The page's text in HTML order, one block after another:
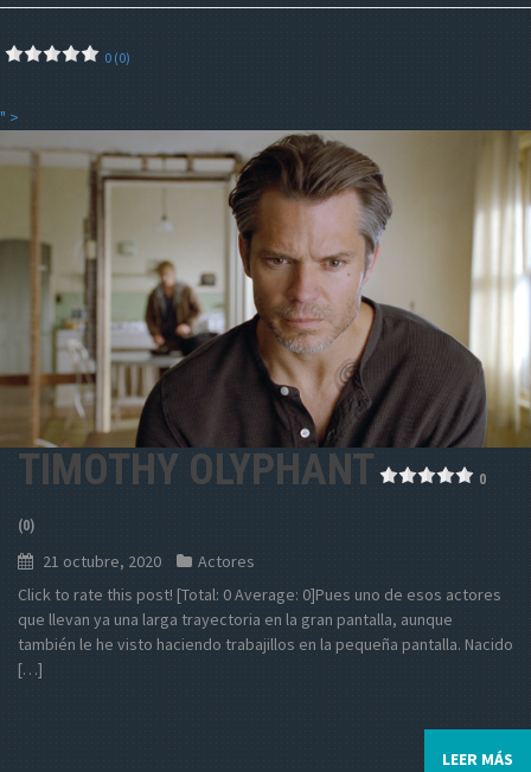
0 (0)
" >
TIMOTHY OLYPHANT 0
(0)
21 octubre, 2020
Actores
Click to rate this post! [Total: 0 Average: 0]Pues uno de esos actores
que llevan ya una larga trayectoria en la gran pantalla, aunque
también le he visto haciendo trabajillos en la pequeña pantalla. Nacido
[…]
LEER MÁS